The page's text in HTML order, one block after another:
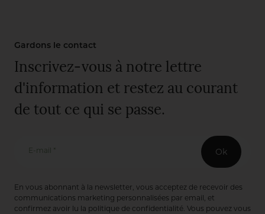
Gardons le contact
Inscrivez-vous à notre lettre
d'information et restez au courant
de tout ce qui se passe.
E-mail * Ok
En vous abonnant à la newsletter, vous acceptez de recevoir des
communications marketing personnalisées par email, et
confirmez avoir lu la politique de confidentialité. Vous pouvez vous